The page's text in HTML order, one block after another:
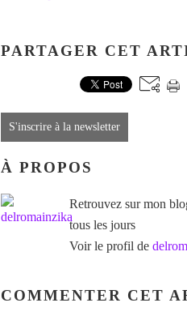
PARTAGER CET
S'inscrire à la newsletter
À PROPOS
Retrouvez sur mon
tous les jours
Voir le profil de
COMMENTER CET